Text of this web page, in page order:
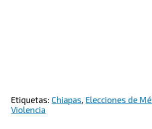
Etiquetas: Chiapas Elecciones de
Violencia